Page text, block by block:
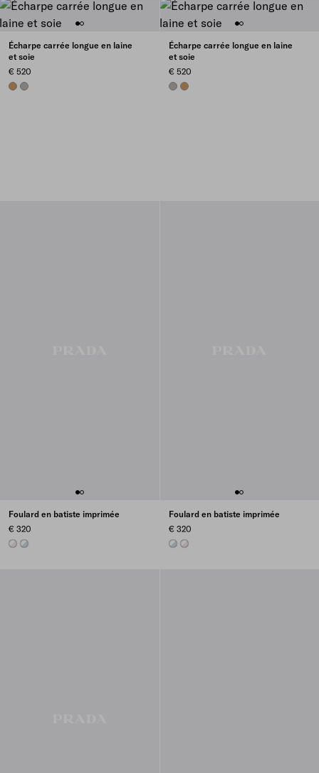
Écharpe carrée longue en laine
et soie
€ 520
CAMEL BROWN
CLOUDY GRAY
Écharpe carrée longue en laine
et soie
€ 520
CLOUDY GRAY
CAMEL BROWN
Foulard en batiste imprimée
€ 320
ALABASTER WHITE/WHITE
SKY BLUE/WHITE
Foulard en batiste imprimée
€ 320
SKY BLUE/WHITE
ALABASTER WHITE/WHITE